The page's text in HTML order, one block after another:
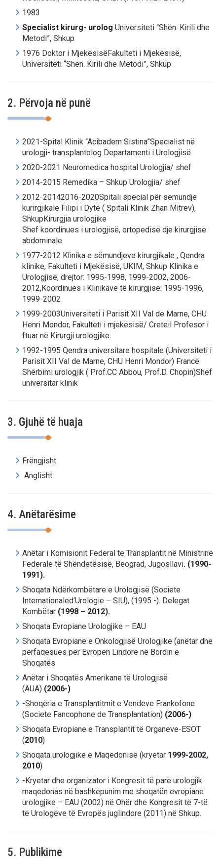
1983
Specialist kirurg- urolog Universiteti “Shën. Kirili dhe
Metodi”, Shkup
1976 Doktor i MjekësisëFakulteti i Mjekësisë,
Universiteti “Shën. Kirili dhe Metodi”, Shkup
2. Përvoja në punë
2021-Spital Klinik “Acibadem Sistina”Specialist në
urologji- transplantolog Departamenti i Urologjisë
2020-2021 Neuromedica hospital Urologjia/ shef
2014-2015 Remedika – Shkup Urologjia/ shef
2012-20142016-2020Spitali special për sëmundje
kurirgjikale Filipi i Dytë ( Spitali Klinik Zhan Mitrev),
ShkupKirurgjia urologjike
Shef koordinues i urologjisë, ortopedisë dje kirurgjisë
abdominale
1977-2012 Klinika e sëmundjeve kirurgjikale , Qendra
klinike, Fakulteti i Mjekësisë, UKIM, Shkup Klinika e
Urologjisë, drejtor: 1995-1998, 1999-2002, 2006-
2012,Koordinues i Klinikave të kirurgjisë: 1995-1996,
1999-2002
1999-2003Universiteti i Parisit XII Val de Marne, CHU
Henri Mondor, Fakulteti i mjekësisë/ Creteil Profesor i
ftuar në Kirurgji urologjike
1992-1995 Qendra universitare hospitale (Universiteti i
Parisit XII Val de Marne, CHU Henri Mondor) Francë
Shërbimi urologjik ( Prof.CC Abbou, Prof.D. Chopin)Shef
universitar klinik
3. Gjuhë të huaja
Frëngjisht
Anglisht
4. Anëtarësime
Anëtar i Komisionit Federal të Transplantit në Ministrinë
Federale të Shëndetësisë, Beograd, Jugosllavi. (1990-
1991).
Shoqata Ndërkombëtare e Urologjisë (Societe
Internationaled’Urologie – SIU), (1995 -). Delegat
Kombëtar (1998 – 2012).
Shoqata Evropiane Urologjike – EAU
Shoqata Evropiane e Onkologjisë Urologjike (anëtar dhe
përfaqësues për Evropën Lindore në Bordin e
Shoqatës
Anëtar i Shoqatës Amerikane të Urologjisë
(AUA) (2006-)
-Shoqëria e Transplantitmit e Vendeve Frankofone
(Societe Fancophone de Transplantation) (2006-)
Shoqata Evropiane e Transplantit të Organeve-ESOT
(2010)
Shoqata urologjike e Maqedonisë (kryetar 1999-2002,
2010)
-Kryetar dhe organizator i Kongresit të parë urologjik
maqedonas në bashkëpunim me shoqatën evropiane
urologjike – EAU (2002) në Ohër dhe Kongresit të 7-të
të Urologëve të Evropës juglindore (2011) në Shkup.
5. Publikime